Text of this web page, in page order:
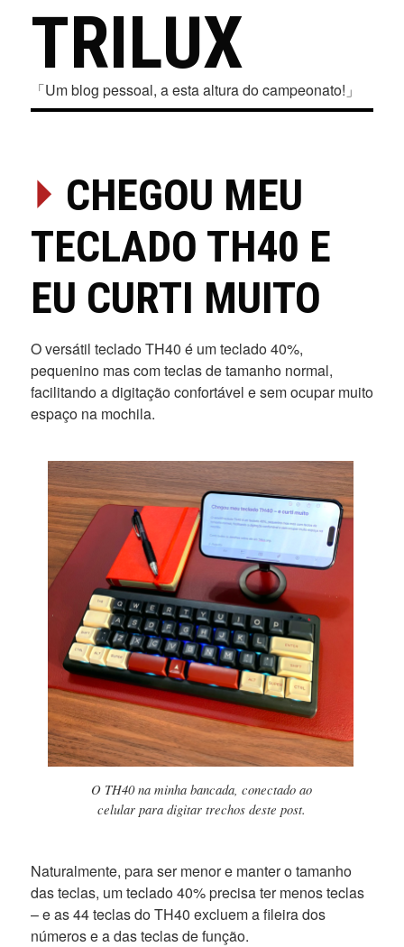
TRILUX
「Um blog pessoal, a esta altura do campeonato!」
⏵ CHEGOU MEU
TECLADO TH40 E
EU CURTI MUITO
O versátil teclado TH40 é um teclado 40%,
pequenino mas com teclas de tamanho normal,
facilitando a digitação confortável e sem ocupar muito
espaço na mochila.
O TH40 na minha bancada, conectado ao
celular para digitar trechos deste post.
Naturalmente, para ser menor e manter o tamanho
das teclas, um teclado 40% precisa ter menos teclas
– e as 44 teclas do TH40 excluem a fileira dos
números e a das teclas de função.